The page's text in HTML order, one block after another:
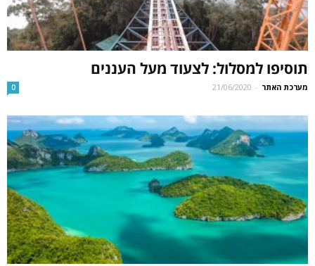
תוסיפו למסלול: לצעוד מעל העננים
מערכת האתר -
21/06/2020
0